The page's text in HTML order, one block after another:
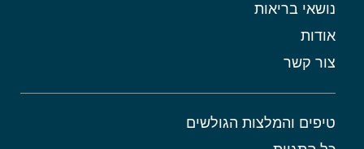
נושאי בריאות
אודות
צור קשר
טיפים והמלצות הגולשים